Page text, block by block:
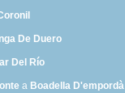
De Duero
Del Río
a Boadella D'empordà